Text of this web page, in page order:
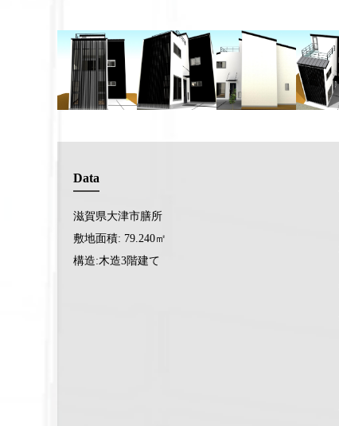
Data
滋賀県大津市膳所
敷地面積: 79.240㎡
構造:木造3階建て